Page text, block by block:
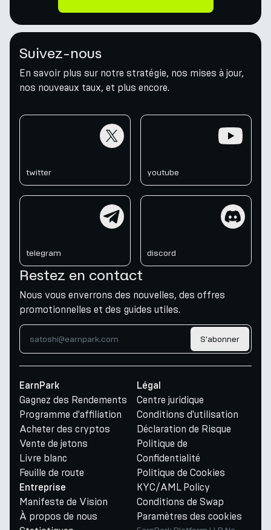
Suivez-nous
En savoir plus sur notre stratégie, nos mises à jour,
nos nouveaux taux, et plus encore.
twitter youtube
telegram discord
Restez en contact
Nous vous enverrons des nouvelles, des offres
promotionnelles et des guides utiles.
S'abonner
EarnPark
Gagnez des Rendements
Programme d'affiliation
Acheter des cryptos
Vente de jetons
Livre blanc
Feuille de route
Entreprise
Manifeste de Vision
À propos de nous
Légal
Centre juridique
Conditions d'utilisation
Déclaration de Risque
Politique de
Confidentialité
Politique de Cookies
KYC/AML Policy
Conditions de Swap
Paramètres des cookies